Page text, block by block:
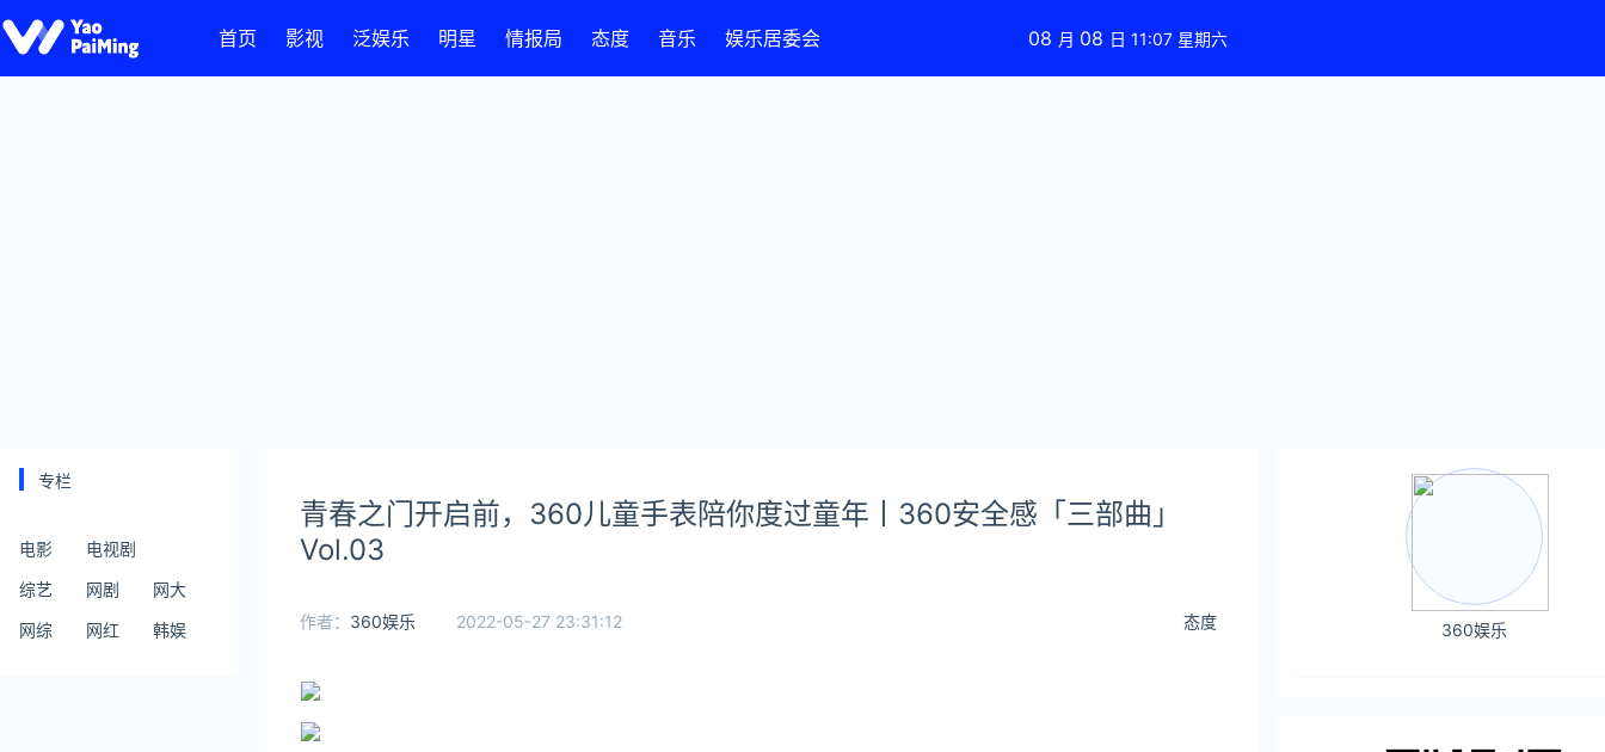
首页 影视 泛娱乐 明星 情报局 态度 音乐 娱乐居委会 08 月 08 日 11:07 星期六
专栏
电影
电视剧
综艺
网剧
网大
网综
网红 韩娱
青春之门开启前，360儿童手表陪你度过童年丨360安全感「三部曲」
Vol.03
态度
作者： 360娱乐 2022-05-27 23:31:12 360娱乐